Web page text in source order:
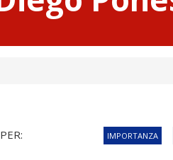
IMPORTANZA